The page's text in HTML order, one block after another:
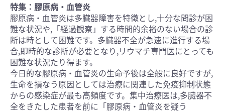
特集：膠原病・血管炎
膠原病・血管炎は多臓器障害を特徴とし,十分な問診が困
難な状況や,「経過観察」する時間的余裕のない場合の診
断は時として困難です。多臓器不全が急速に進行する場
合,即時的な診断が必要となり,リウマチ専門医にとっても
困難な状況たり得ます。
今日的な膠原病・血管炎の生命予後は全般に良好ですが,
生命を損なう原因としては治療に関連した免疫抑制状態
からの感染症が最も高頻度です。集中治療医は,多臓器不
全をきたした患者を前に「膠原病・血管炎を疑う